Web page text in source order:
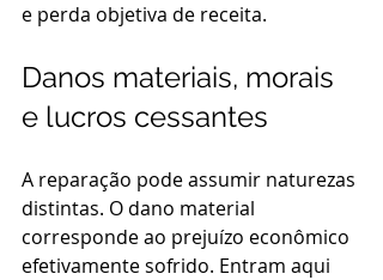
e perda objetiva de receita.
Danos materiais, morais
e lucros cessantes
A reparação pode assumir naturezas
distintas. O dano material
corresponde ao prejuízo econômico
efetivamente sofrido. Entram aqui